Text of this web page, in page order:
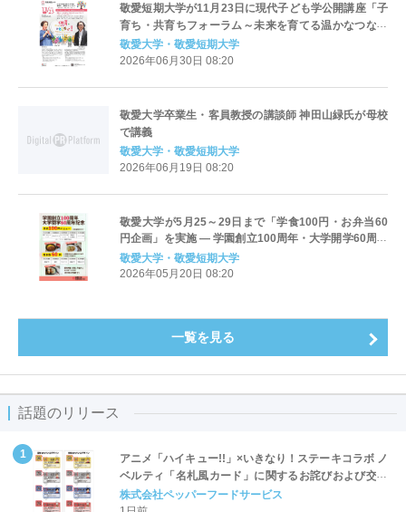
敬愛短期大学が11月23日に現代子ども学公開講座「子
育ち・共育ちフォーラム～未来を育てる温かなつなが
り～」第2弾「保育はやっぱりおもしろい！！」を開催
敬愛大学・敬愛短期大学
2026年06月30日 08:20
敬愛大学卒業生・客員教授の講談師 神田山緑氏が母校
で講義
敬愛大学・敬愛短期大学
2026年06月19日 08:20
敬愛大学が5月25～29日まで「学食100円・お弁当60
円企画」を実施 ― 学園創立100周年・大学開学60周年
記念事業の一環 ― 学生への感謝を込めて
敬愛大学・敬愛短期大学
2026年05月20日 08:20
一覧を見る
話題のリリース
アニメ「ハイキュー!!」×いきなり！ステーキコラボ ノ
ベルティ「名札風カード」に関するお詫びおよび交換
対応についてのご案内
株式会社ペッパーフードサービス